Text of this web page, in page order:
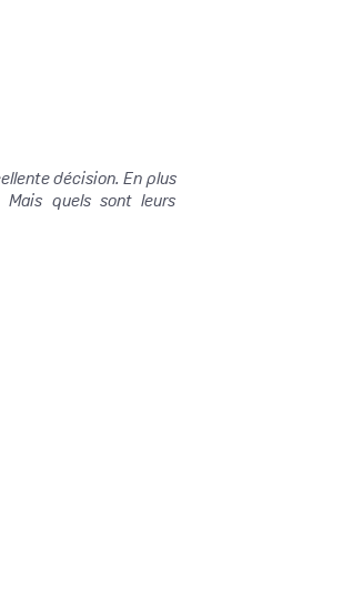
décision. En plus
quels sont leurs